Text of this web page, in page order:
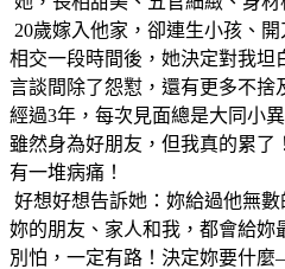
20歲嫁入他家，卻連生小孩、
相交一段時間後，她決定對我坦
言談間除了怨懟，還有更多不
經過3年，每次見面總是大同
雖然身為好朋友，但我真的累
有一堆病痛！
好想好想告訴她：妳給過他無
妳的朋友、家人和我，都會給妳
別怕，一定有路！決定妳要什